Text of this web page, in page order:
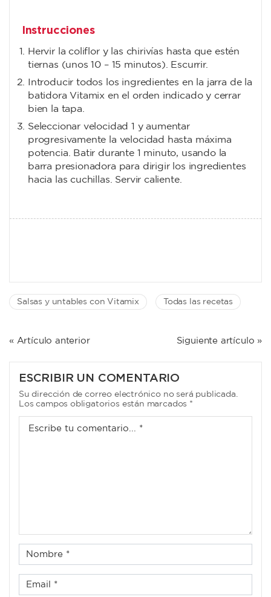
Instrucciones
Hervir la coliflor y las chirivías hasta que estén
tiernas (unos 10 – 15 minutos). Escurrir.
Introducir todos los ingredientes en la jarra de la
batidora Vitamix en el orden indicado y cerrar
bien la tapa.
Seleccionar velocidad 1 y aumentar
progresivamente la velocidad hasta máxima
potencia. Batir durante 1 minuto, usando la
barra presionadora para dirigir los ingredientes
hacia las cuchillas. Servir caliente.
Salsas y untables con Vitamix Todas las recetas
NAVEGACIÓN
ENTRADAS
« Artículo anterior Siguiente artículo »
ESCRIBIR UN COMENTARIO
Su dirección de correo electrónico no será publicada.
Los campos obligatorios están marcados *